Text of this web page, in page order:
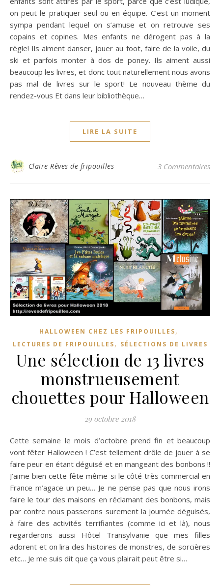
on peut le pratiquer seul ou en équipe. C’est un moment
sympa pendant lequel on s’amuse et on retrouve ses
copains et copines. Mes enfants ne dérogent pas à la
règle! Ils aiment danser, jouer au foot, faire de la voile, du
ski et parfois monter à dos de poney. Ils aiment aussi
beaucoup les livres, et donc tout naturellement nous avons
pas mal de livres sur le sport! Le nouveau thème du
rendez-vous Et dans leur bibliothèque…
LIRE LA SUITE
Claire Rêves de fripouilles 3 Commentaires
HALLOWEEN CHEZ LES FRIPOUILLES,
LECTURES DE FRIPOUILLES, SÉLECTIONS DE LIVRES
Une sélection de 13 livres
monstrueusement
chouettes pour Halloween
29 octobre 2018
Cette semaine le mois d’octobre prend fin et beaucoup
vont fêter Halloween ! C’est tellement drôle de jouer à se
faire peur en étant déguisé et en mangeant des bonbons !!
J’aime bien cette fête même si le côté très commercial en
France m’agace un peu… Je ne pense pas que nous irons
faire le tour des maisons en réclamant des bonbons, mais
par contre nous passerons surement la journée déguisés,
à faire des activités terrifiantes (comme ici et là), nous
regarderons aussi Hôtel Transylvanie que mes filles
adorent et on lira des histoires de monstres, de sorcières
etc… Je me suis dit que ça vous plairait peut être si…